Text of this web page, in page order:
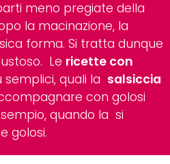
meno pregiate della
la macinazione, la
forma. Si tratta dunque
Le ricette con
quali la salsiccia
con golosi
quando la si
golosi.